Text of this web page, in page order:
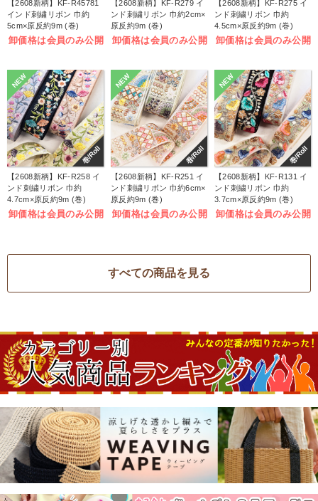
【2608新柄】KF-R45781
インド刺繍リボン 巾約
5cm×原反約9m (巻)
卸価格は会員のみ公開
【2608新柄】KF-R279 イ
ンド刺繍リボン 巾約2cm×
原反約9m (巻)
卸価格は会員のみ公開
【2608新柄】KF-R275 イ
ンド刺繍リボン 巾約
4.5cm×原反約9m (巻)
卸価格は会員のみ公開
NEW
巻/Roll
【2608新柄】KF-R258 イ
ンド刺繍リボン 巾約
4.7cm×原反約9m (巻)
卸価格は会員のみ公開
NEW
巻/Roll
【2608新柄】KF-R251 イ
ンド刺繍リボン 巾約6cm×
原反約9m (巻)
卸価格は会員のみ公開
NEW
巻/Roll
【2608新柄】KF-R131 イ
ンド刺繍リボン 巾約
3.7cm×原反約9m (巻)
卸価格は会員のみ公開
すべての商品を見る